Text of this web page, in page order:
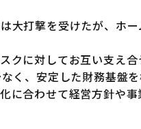
大打撃を受けたが、ホ
クに対してお互い支え
く、安定した財務基盤を
に合わせて経営方針や